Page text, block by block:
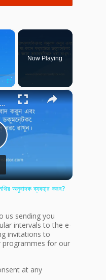
×
Fullscreen
Now Playing
×
Doc Translator - আমি কীভাবে নথির অনুবাদক ব্যবহার করব?
অনুবাদক ব্যবহার করব?
us sending you
intervals to the e-
invitations to
programmes for our
at any